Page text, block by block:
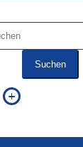
Suchen